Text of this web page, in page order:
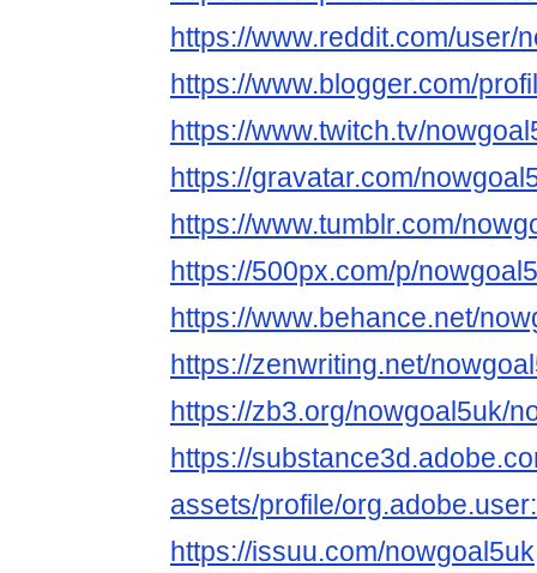
https://www.reddit.com/user/
https://www.blogger.com/
https://www.twitch.tv/
https://gravatar.com/
https://www.tumblr.com/
https://500px.com/p/
https://www.behance.net/
https://zenwriting.net/
https://zb3.org/nowgoal5uk/
https://
assets/profile/
https://issuu.com/nowgoal5uk